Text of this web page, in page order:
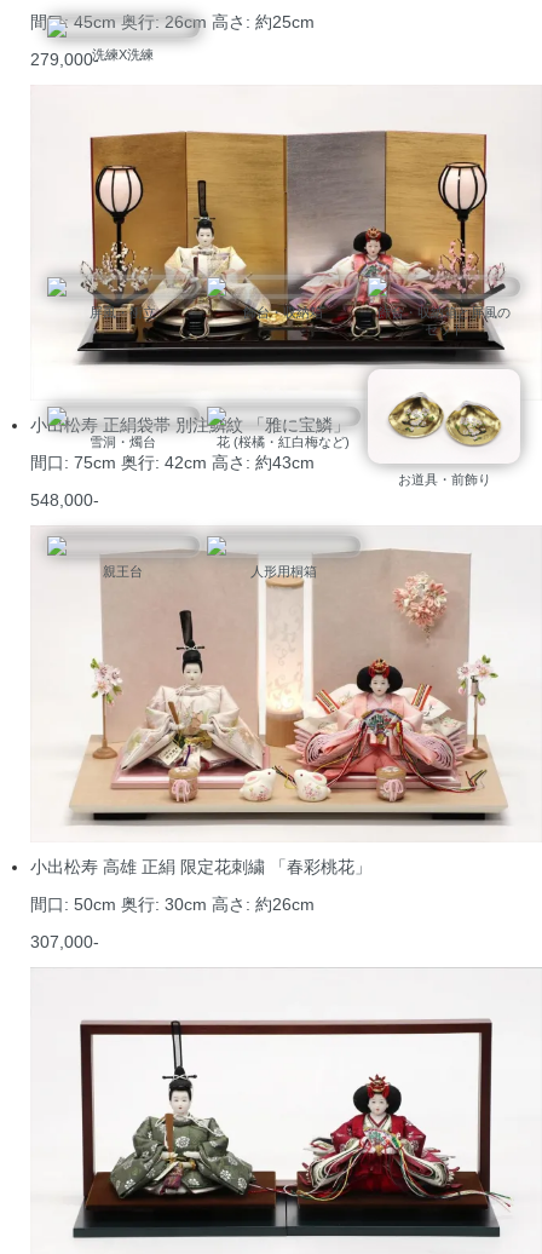
洗練X洗練
雛人形のお道具を探す
屏風・衝立 飾台・収納箱
飾台・収納箱と屏風の
セット
雪洞・燭台 花 (桜橘・紅白梅など)
お道具・前飾り
親王台 人形用桐箱
間口: 45cm 奥行: 26cm 高さ: 約25cm
279,000-
小出松寿 正絹袋帯 別注鱗紋 「雅に宝鱗」
間口: 75cm 奥行: 42cm 高さ: 約43cm
548,000-
小出松寿 高雄 正絹 限定花刺繍 「春彩桃花」
間口: 50cm 奥行: 30cm 高さ: 約26cm
307,000-